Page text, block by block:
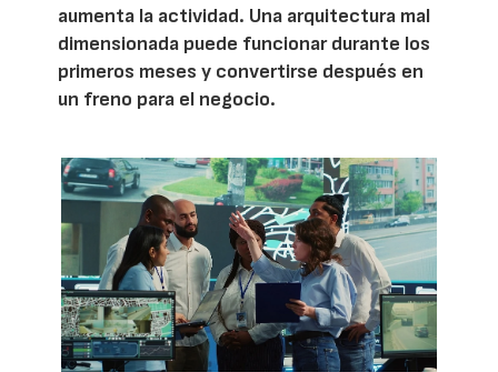
aumenta la actividad. Una arquitectura mal
dimensionada puede funcionar durante los
primeros meses y convertirse después en
un freno para el negocio.